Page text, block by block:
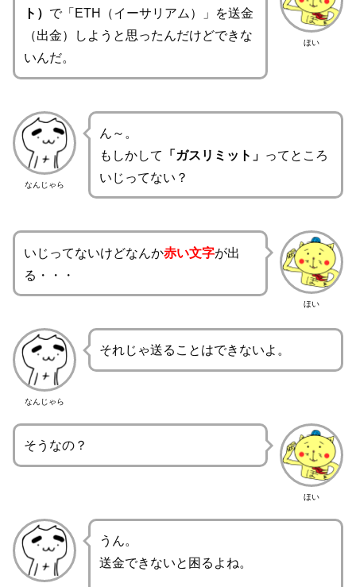
ほい
ト） で「ETH（イーサリアム）」を送金
（出金）しようと思ったんだけどできな
いんだ。
なんじゃら
ん～。
もしかして
「ガスリミット」 ってところ
いじってない？
ほい
いじってないけどなんか赤い文字が出
る・・・
なんじゃら
それじゃ送ることはできないよ。
ほい
そうなの？
うん。
送金できないと困るよね。